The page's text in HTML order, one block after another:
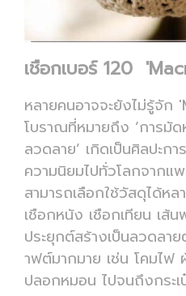
เชือกเบอร์ 120
หลายคนอาจจะยังไม่รู้จัก
โบราณที่หมายถึง ‘การมัด
ลวดลาย’ เกิดเป็นศิลปะก
ความนิยมไปทั่วโลกจากแ
สามารถเลือกใช้วัสดุได้ห
เชือกหนัง เชือกเทียน เ
ประยุกต์สร้างเป็นลวดลา
าฟต์มากมาย เช่น โคมไฟ
ปลอกหมอน ไปจนถึงกระเ